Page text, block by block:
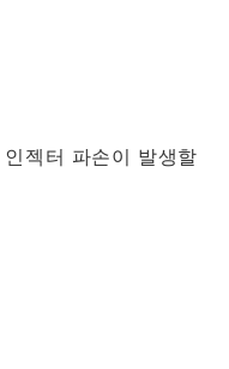
젝터 파손이 발생할